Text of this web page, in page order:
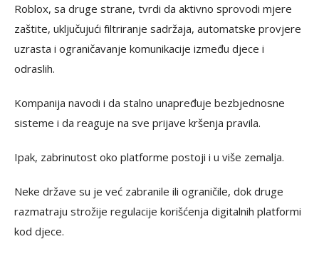
Roblox, sa druge strane, tvrdi da aktivno sprovodi mjere
zaštite, uključujući filtriranje sadržaja, automatske provjere
uzrasta i ograničavanje komunikacije između djece i
odraslih.
Kompanija navodi i da stalno unapređuje bezbjednosne
sisteme i da reaguje na sve prijave kršenja pravila.
Ipak, zabrinutost oko platforme postoji i u više zemalja.
Neke države su je već zabranile ili ograničile, dok druge
razmatraju strožije regulacije korišćenja digitalnih platformi
kod djece.